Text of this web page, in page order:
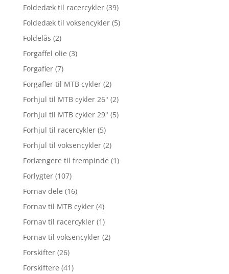
Foldedæk til racercykler (39)
Foldedæk til voksencykler (5)
Foldelås (2)
Forgaffel olie (3)
Forgafler (7)
Forgafler til MTB cykler (2)
Forhjul til MTB cykler 26" (2)
Forhjul til MTB cykler 29" (5)
Forhjul til racercykler (5)
Forhjul til voksencykler (2)
Forlængere til frempinde (1)
Forlygter (107)
Fornav dele (16)
Fornav til MTB cykler (4)
Fornav til racercykler (1)
Fornav til voksencykler (2)
Forskifter (26)
Forskiftere (41)